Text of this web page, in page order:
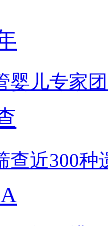
婴儿专家
查近300种